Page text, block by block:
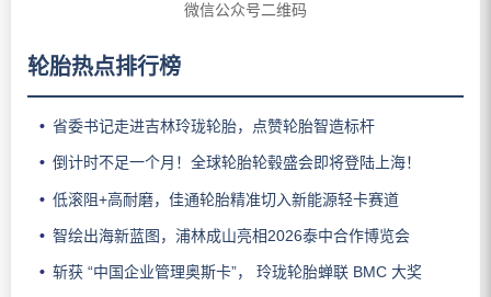
微信公众号二维码
轮胎热点排行榜
省委书记走进吉林玲珑轮胎，点赞轮胎智造标杆
倒计时不足一个月！全球轮胎轮毂盛会即将登陆上海！
低滚阻+高耐磨，佳通轮胎精准切入新能源轻卡赛道
智绘出海新蓝图，浦林成山亮相2026泰中合作博览会
斩获 “中国企业管理奥斯卡”， 玲珑轮胎蝉联 BMC 大奖